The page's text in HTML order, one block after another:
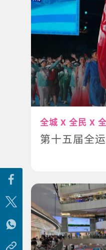
全城 X 全民 X
第十五届全